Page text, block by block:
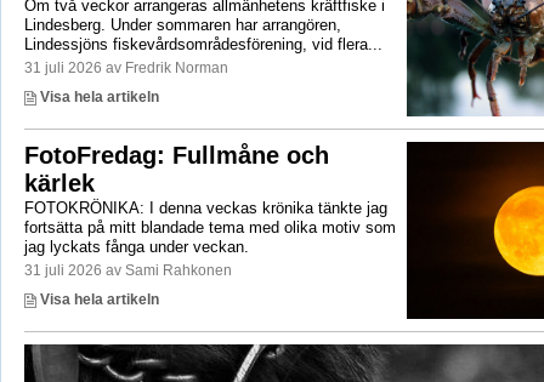
Om två veckor arrangeras allmänhetens kräftfiske i
Lindesberg. Under sommaren har arrangören,
Lindessjöns fiskevårdsområdesförening, vid flera...
31 juli 2026 av Fredrik Norman
Visa hela artikeln
FotoFredag: Fullmåne och
kärlek
FOTOKRÖNIKA: I denna veckas krönika tänkte jag
fortsätta på mitt blandade tema med olika motiv som
jag lyckats fånga under veckan.
31 juli 2026 av Sami Rahkonen
Visa hela artikeln